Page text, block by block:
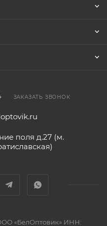
ЗАКАЗАТЬ ЗВОНОК
поля д.27 (м.
«БелОптовик» ИНН: